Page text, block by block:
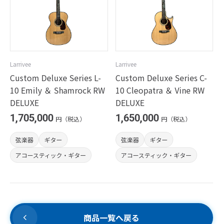
Larrivee
Custom Deluxe Series L-
10 Emily ＆ Shamrock RW
DELUXE
1,705,000 円（税込）
弦楽器
ギター
アコースティック・ギター
Larrivee
Custom Deluxe Series C-
10 Cleopatra ＆ Vine RW
DELUXE
1,650,000 円（税込）
弦楽器
ギター
アコースティック・ギター
商品一覧へ戻る